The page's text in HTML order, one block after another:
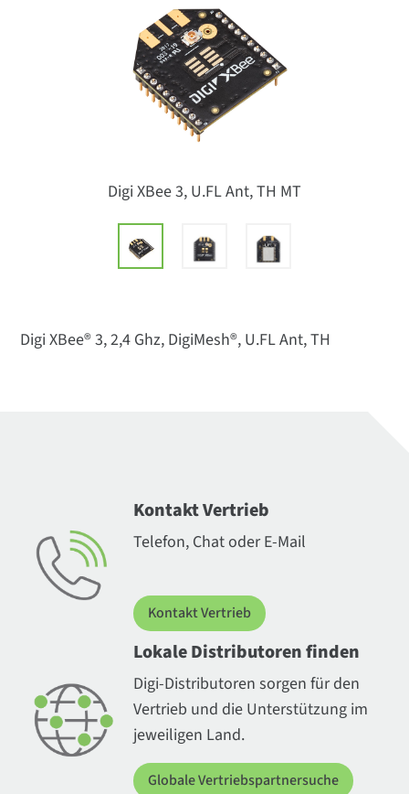
Digi XBee 3, U.FL Ant, TH MT
Digi XBee® 3, 2,4 Ghz, DigiMesh®, U.FL Ant, TH
Kontakt Vertrieb
Telefon, Chat oder E-Mail
Kontakt Vertrieb
Lokale Distributoren finden
Digi-Distributoren sorgen für den
Vertrieb und die Unterstützung im
jeweiligen Land.
Globale Vertriebspartnersuche